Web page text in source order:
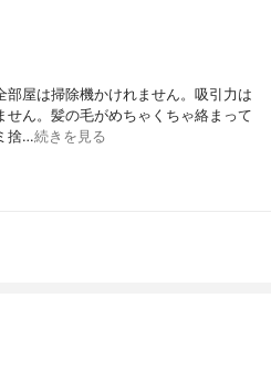
屋は掃除機かけれません。吸引力は
せん。髪の毛がめちゃくちゃ絡まって
捨…続きを見る